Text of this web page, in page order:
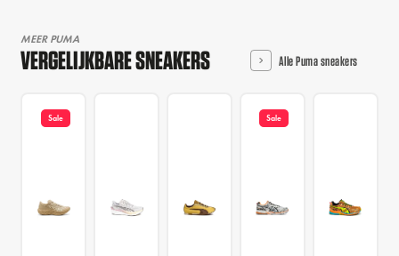
MEER PUMA
VERGELIJKBARE SNEAKERS Alle Puma sneakers
Sale Sale